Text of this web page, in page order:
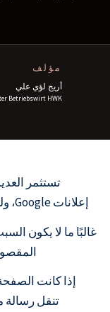
مؤلف
أريج لؤي علي
Betriebswirt HWK
تستثمر
إعلانات Google، ولكن النتائج غالبًا ما تكون أقل من التوقعات.
غالبًا ما لا يكون
إذا كانت
تنقل رسالة